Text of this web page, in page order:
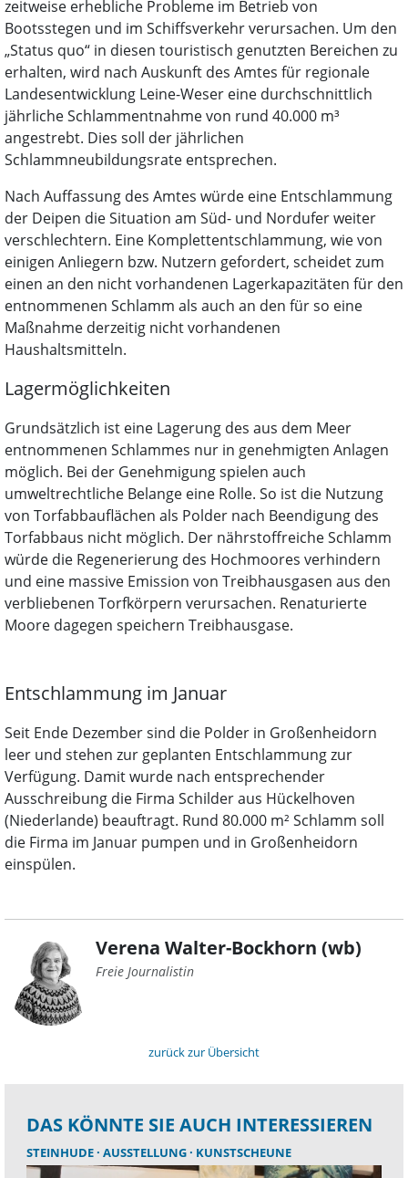
zeitweise erhebliche Probleme im Betrieb von
Bootsstegen und im Schiffsverkehr verursachen. Um den
„Status quo“ in diesen touristisch genutzten Bereichen zu
erhalten, wird nach Auskunft des Amtes für regionale
Landesentwicklung Leine-Weser eine durchschnittlich
jährliche Schlammentnahme von rund 40.000 m³
angestrebt. Dies soll der jährlichen
Schlammneubildungsrate entsprechen.
Nach Auffassung des Amtes würde eine Entschlammung
der Deipen die Situation am Süd- und Nordufer weiter
verschlechtern. Eine Komplettentschlammung, wie von
einigen Anliegern bzw. Nutzern gefordert, scheidet zum
einen an den nicht vorhandenen Lagerkapazitäten für den
entnommenen Schlamm als auch an den für so eine
Maßnahme derzeitig nicht vorhandenen
Haushaltsmitteln.
Lagermöglichkeiten
Grundsätzlich ist eine Lagerung des aus dem Meer
entnommenen Schlammes nur in genehmigten Anlagen
möglich. Bei der Genehmigung spielen auch
umweltrechtliche Belange eine Rolle. So ist die Nutzung
von Torfabbauflächen als Polder nach Beendigung des
Torfabbaus nicht möglich. Der nährstoffreiche Schlamm
würde die Regenerierung des Hochmoores verhindern
und eine massive Emission von Treibhausgasen aus den
verbliebenen Torfkörpern verursachen. Renaturierte
Moore dagegen speichern Treibhausgase.
Entschlammung im Januar
Seit Ende Dezember sind die Polder in Großenheidorn
leer und stehen zur geplanten Entschlammung zur
Verfügung. Damit wurde nach entsprechender
Ausschreibung die Firma Schilder aus Hückelhoven
(Niederlande) beauftragt. Rund 80.000 m² Schlamm soll
die Firma im Januar pumpen und in Großenheidorn
einspülen.
Verena Walter-Bockhorn (wb)
Freie Journalistin
zurück zur Übersicht
DAS KÖNNTE SIE AUCH INTERESSIEREN
STEINHUDE AUSSTELLUNG KUNSTSCHEUNE